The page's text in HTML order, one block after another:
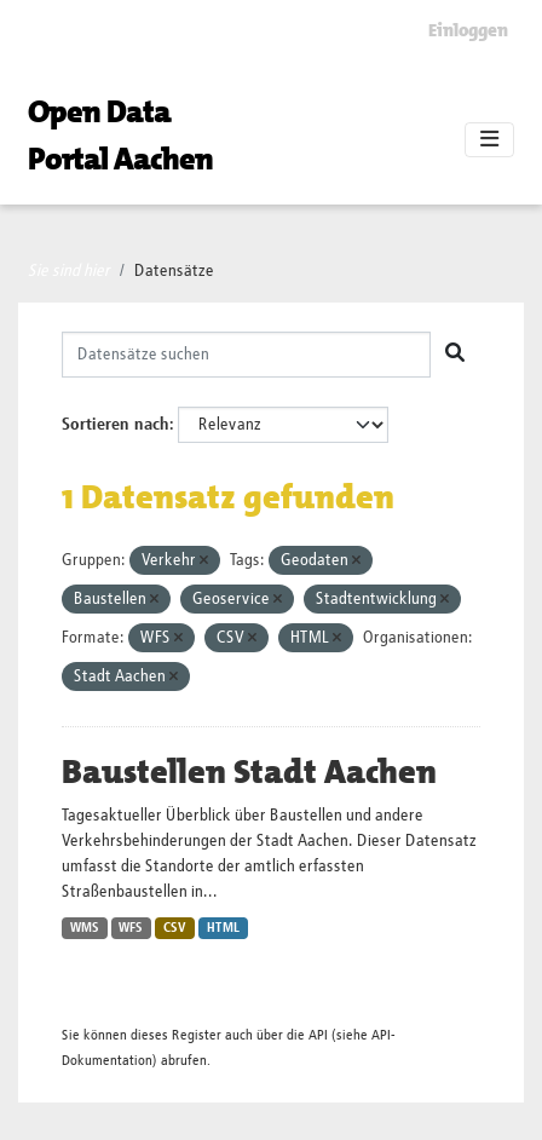
Einloggen
Open Data
Portal Aachen
Datensätze
Sortieren nach
1 Datensatz gefunden
Gruppen: Verkehr Tags: Geodaten
Baustellen Geoservice Stadtentwicklung
Formate: WFS CSV HTML Organisationen:
Stadt Aachen
Baustellen Stadt Aachen
Tagesaktueller Überblick über Baustellen und andere
Verkehrsbehinderungen der Stadt Aachen. Dieser Datensatz
umfasst die Standorte der amtlich erfassten
Straßenbaustellen in...
WMS WFS CSV HTML
Sie können dieses Register auch über die API (siehe API-
Dokumentation) abrufen.